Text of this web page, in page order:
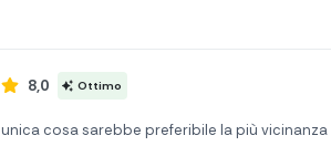
8,0 Ottimo
unica cosa sarebbe preferibile la più vicinanza